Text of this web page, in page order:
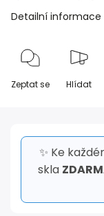
Detailní informace
Zeptat se Hlídat
✨ Ke
skla